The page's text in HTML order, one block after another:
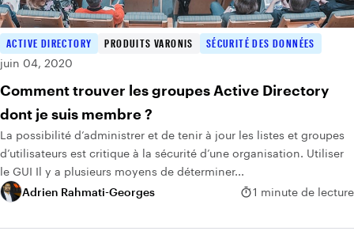
ACTIVE DIRECTORY PRODUITS VARONIS
SÉCURITÉ DES DONNÉES
juin 04, 2020
Comment trouver les groupes Active Directory
dont je suis membre ?
La possibilité d’administrer et de tenir à jour les listes et groupes
d’utilisateurs est critique à la sécurité d’une organisation. Utiliser
le GUI Il y a plusieurs moyens de déterminer...
Adrien Rahmati-Georges
1 minute de lecture